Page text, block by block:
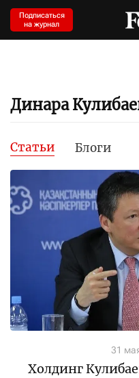
Подписаться
на журнал
Динара
Статьи Блоги
31
Холдинг